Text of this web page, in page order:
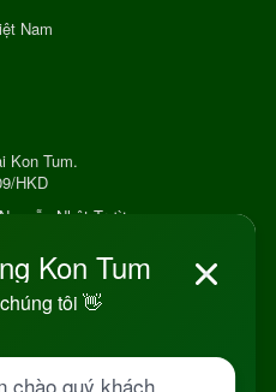
Nam
Kon Tum.
HKD
Nhật Trường
Khu 37 Hộ Xã Măng Đen Tỉnh